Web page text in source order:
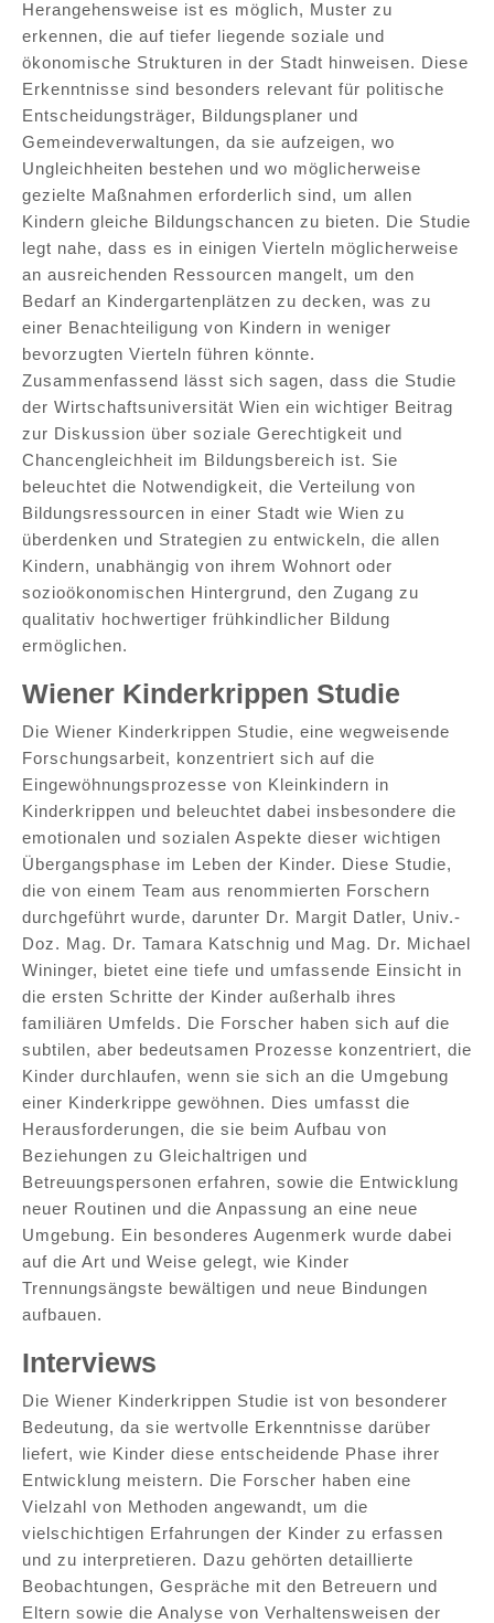
Herangehensweise ist es möglich, Muster zu
erkennen, die auf tiefer liegende soziale und
ökonomische Strukturen in der Stadt hinweisen. Diese
Erkenntnisse sind besonders relevant für politische
Entscheidungsträger, Bildungsplaner und
Gemeindeverwaltungen, da sie aufzeigen, wo
Ungleichheiten bestehen und wo möglicherweise
gezielte Maßnahmen erforderlich sind, um allen
Kindern gleiche Bildungschancen zu bieten. Die Studie
legt nahe, dass es in einigen Vierteln möglicherweise
an ausreichenden Ressourcen mangelt, um den
Bedarf an Kindergartenplätzen zu decken, was zu
einer Benachteiligung von Kindern in weniger
bevorzugten Vierteln führen könnte.
Zusammenfassend lässt sich sagen, dass die Studie
der Wirtschaftsuniversität Wien ein wichtiger Beitrag
zur Diskussion über soziale Gerechtigkeit und
Chancengleichheit im Bildungsbereich ist. Sie
beleuchtet die Notwendigkeit, die Verteilung von
Bildungsressourcen in einer Stadt wie Wien zu
überdenken und Strategien zu entwickeln, die allen
Kindern, unabhängig von ihrem Wohnort oder
sozioökonomischen Hintergrund, den Zugang zu
qualitativ hochwertiger frühkindlicher Bildung
ermöglichen.
Wiener Kinderkrippen Studie
Die Wiener Kinderkrippen Studie, eine wegweisende
Forschungsarbeit, konzentriert sich auf die
Eingewöhnungsprozesse von Kleinkindern in
Kinderkrippen und beleuchtet dabei insbesondere die
emotionalen und sozialen Aspekte dieser wichtigen
Übergangsphase im Leben der Kinder. Diese Studie,
die von einem Team aus renommierten Forschern
durchgeführt wurde, darunter Dr. Margit Datler, Univ.-
Doz. Mag. Dr. Tamara Katschnig und Mag. Dr. Michael
Wininger, bietet eine tiefe und umfassende Einsicht in
die ersten Schritte der Kinder außerhalb ihres
familiären Umfelds. Die Forscher haben sich auf die
subtilen, aber bedeutsamen Prozesse konzentriert, die
Kinder durchlaufen, wenn sie sich an die Umgebung
einer Kinderkrippe gewöhnen. Dies umfasst die
Herausforderungen, die sie beim Aufbau von
Beziehungen zu Gleichaltrigen und
Betreuungspersonen erfahren, sowie die Entwicklung
neuer Routinen und die Anpassung an eine neue
Umgebung. Ein besonderes Augenmerk wurde dabei
auf die Art und Weise gelegt, wie Kinder
Trennungsängste bewältigen und neue Bindungen
aufbauen.
Interviews
Die Wiener Kinderkrippen Studie ist von besonderer
Bedeutung, da sie wertvolle Erkenntnisse darüber
liefert, wie Kinder diese entscheidende Phase ihrer
Entwicklung meistern. Die Forscher haben eine
Vielzahl von Methoden angewandt, um die
vielschichtigen Erfahrungen der Kinder zu erfassen
und zu interpretieren. Dazu gehörten detaillierte
Beobachtungen, Gespräche mit den Betreuern und
Eltern sowie die Analyse von Verhaltensweisen der